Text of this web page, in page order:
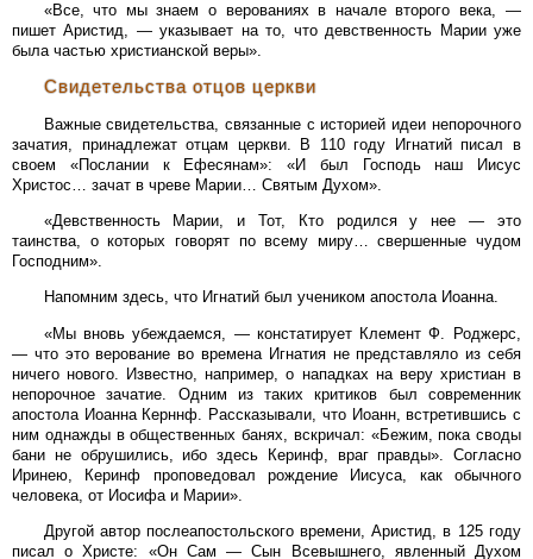
«Все, что мы знаем о верованиях в начале второго века, —
пишет Аристид, — указывает на то, что девственность Марии уже
была частью христианской веры».
Свидетельства отцов церкви
Важные свидетельства, связанные с историей идеи непорочного
зачатия, принадлежат отцам церкви. В 110 году Игнатий писал в
своем «Послании к Ефесянам»: «И был Господь наш Иисус
Христос… зачат в чреве Марии… Святым Духом».
«Девственность Марии, и Тот, Кто родился у нее — это
таинства, о которых говорят по всему миру… свершенные чудом
Господним».
Напомним здесь, что Игнатий был учеником апостола Иоанна.
«Мы вновь убеждаемся, — констатирует Клемент Ф. Роджерс,
— что это верование во времена Игнатия не представляло из себя
ничего нового. Известно, например, о нападках на веру христиан в
непорочное зачатие. Одним из таких критиков был современник
апостола Иоанна Керннф. Рассказывали, что Иоанн, встретившись с
ним однажды в общественных банях, вскричал: «Бежим, пока своды
бани не обрушились, ибо здесь Керинф, враг правды». Согласно
Иринею, Керинф проповедовал рождение Иисуса, как обычного
человека, от Иосифа и Марии».
Другой автор послеапостольского времени, Аристид, в 125 году
писал о Христе: «Он Сам — Сын Всевышнего, явленный Духом